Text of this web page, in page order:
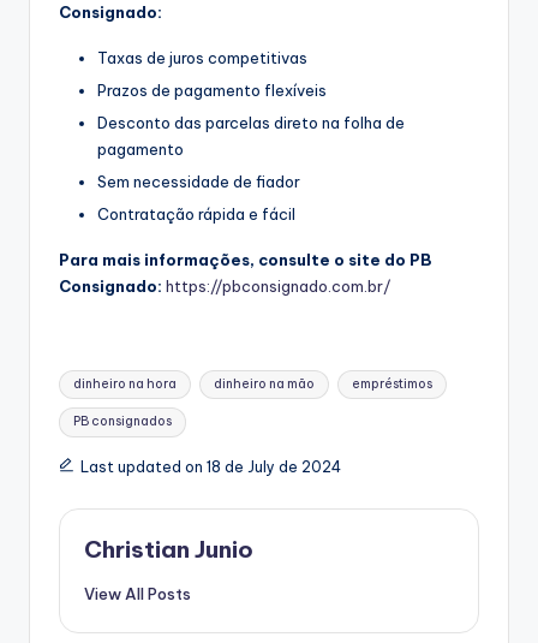
Consignado:
Taxas de juros competitivas
Prazos de pagamento flexíveis
Desconto das parcelas direto na folha de
pagamento
Sem necessidade de fiador
Contratação rápida e fácil
Para mais informações, consulte o site do PB
Consignado: https://pbconsignado.com.br/
Tags:
dinheiro na hora dinheiro na mão empréstimos
PB consignados
Last updated on 18 de July de 2024
Christian Junio
View All Posts